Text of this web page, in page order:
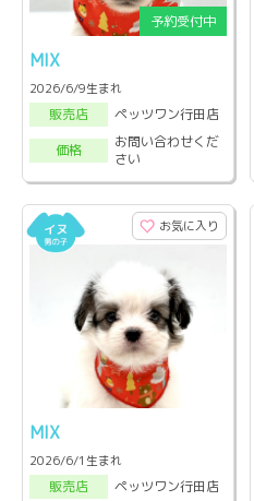
MIX
2026/6/9生まれ
販売店
ペッツワン行田店
価格
お問い合わせくだ
さい
お気に入り
MIX
2026/6/1生まれ
販売店
ペッツワン行田店